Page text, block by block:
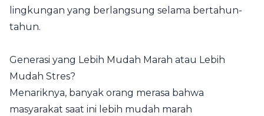
lingkungan yang berlangsung selama bertahun-
tahun.
Generasi yang Lebih Mudah Marah atau Lebih
Mudah Stres?
Menariknya, banyak orang merasa bahwa
masyarakat saat ini lebih mudah marah